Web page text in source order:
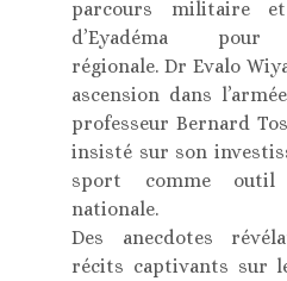
parcours militaire et
d’Eyadéma pour
régionale. Dr Evalo
ascension dans
professeur Bernard
insisté sur son
sport comme outil
nationale.
Des anecdotes
récits captivants sur